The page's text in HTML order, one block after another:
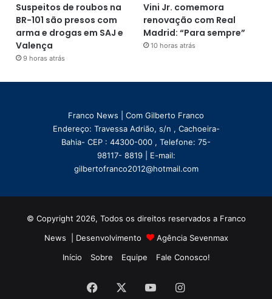
Suspeitos de roubos na
BR-101 são presos com
arma e drogas em SAJ e
Valença
9 horas atrás
Vini Jr. comemora
renovação com Real
Madrid: “Para sempre”
10 horas atrás
Franco News | Com Gilberto Franco
Endereço: Travessa Adrião, s/n , Cachoeira-
Bahia- CEP : 44300-000 , Telefone: 75-
98117- 8819 | E-mail:
gilbertofranco2012@hotmail.com
© Copyright 2026, Todos os direitos reservados a Franco
News | Desenvolvimento
Agência Sevenmax
Início
Sobre Equipe Fale Conosco!
Facebook YouTubeInstagram